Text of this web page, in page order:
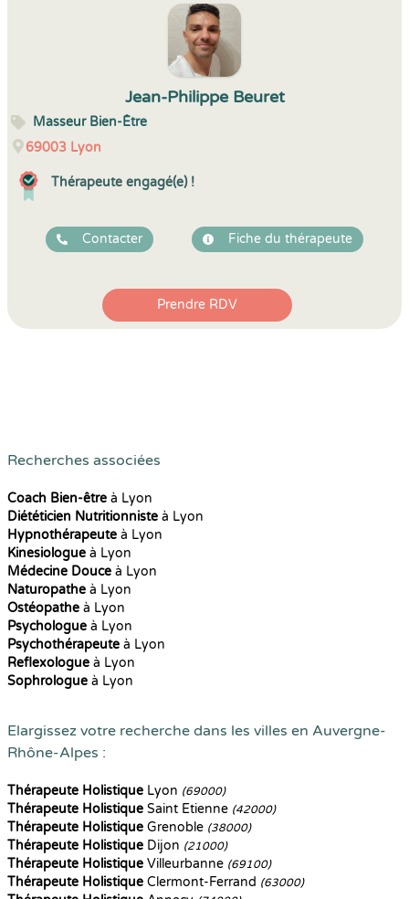
Jean-Philippe Beuret
Masseur Bien-Être
69003 Lyon
Thérapeute engagé(e) !
Contacter Fiche du thérapeute
Prendre RDV
Recherches associées
Coach Bien-être à Lyon
Diététicien Nutritionniste à Lyon
Hypnothérapeute à Lyon
Kinesiologue à Lyon
Médecine Douce à Lyon
Naturopathe à Lyon
Ostéopathe à Lyon
Psychologue à Lyon
Psychothérapeute à Lyon
Reflexologue à Lyon
Sophrologue à Lyon
Elargissez votre recherche dans les villes en Auvergne-
Rhône-Alpes :
Thérapeute Holistique Lyon (69000)
Thérapeute Holistique Saint Etienne (42000)
Thérapeute Holistique Grenoble (38000)
Thérapeute Holistique Dijon (21000)
Thérapeute Holistique Villeurbanne (69100)
Thérapeute Holistique Clermont-Ferrand (63000)